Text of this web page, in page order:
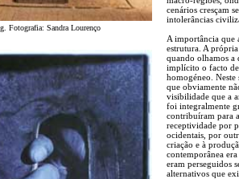
Fotografia: Sandra Lourenço
cenários cresçam
intolerâncias
A importância que
estrutura. A
quando olhamos a
implícito o facto
homogéneo. Neste
que obviamente
visibilidade que a
foi integralmente
contribuíram para
receptividade por
ocidentais, por
criação e à
contemporânea
eram perseguidos
alternativos que